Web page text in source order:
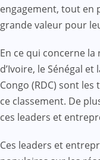
engagement, tout en
grande valeur pour
En ce qui concerne
d’Ivoire, le Sénégal
Congo (RDC) sont
ce classement. De
ces leaders et
Ces leaders et